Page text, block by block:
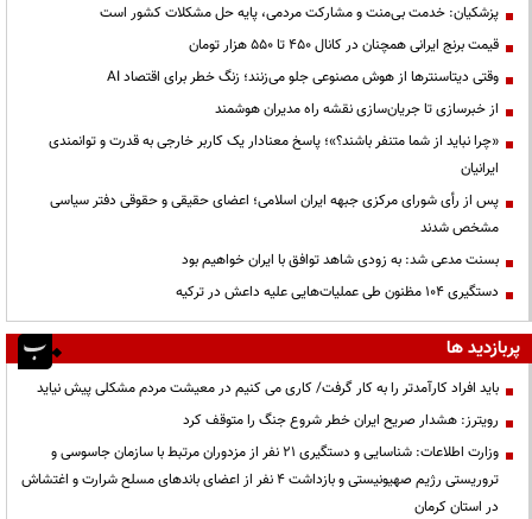
پزشکیان: خدمت بی‌منت و مشارکت مردمی، پایه حل مشکلات کشور است
قیمت‌ برنج ایرانی همچنان در کانال ۴۵۰ تا ۵۵۰ هزار تومان
وقتی دیتاسنترها از هوش مصنوعی جلو می‌زنند؛ زنگ خطر برای اقتصاد AI
از خبرسازی تا جریان‌سازی نقشه راه مدیران هوشمند
«چرا نباید از شما متنفر باشند؟»؛ پاسخ معنادار یک کاربر خارجی به قدرت و توانمندی
ایرانیان
پس از رأی شورای مرکزی جبهه ایران اسلامی؛ اعضای حقیقی و حقوقی دفتر سیاسی
مشخص شدند
بسنت مدعی شد: به زودی شاهد توافق با ایران خواهیم بود
دستگیری ۱۰۴ مظنون طی عملیات‌هایی علیه داعش در ترکیه
پربازدید ها
باید افراد کارآمدتر را به کار گرفت/ کاری می کنیم در معیشت مردم مشکلی پیش نیاید
رویترز: هشدار صریح ایران خطر شروع جنگ را متوقف کرد
وزارت اطلاعات: شناسایی و دستگیری ۲۱ نفر از مزدوران مرتبط با سازمان جاسوسی و
تروریستی رژیم صهیونیستی و بازداشت ۴ نفر از اعضای باندهای مسلح شرارت و اغتشاش
در استان کرمان